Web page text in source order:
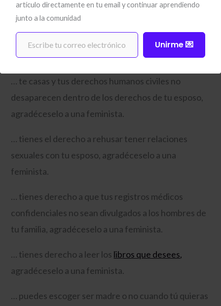
artículo directamente en tu email y continuar aprendiendo
junto a la comunidad
Escribe tu correo electrónico…
Unirme 💌
… puedes amamantar a tu bebé, eso sí, todavía
discretamente, en un lugar público y no ser
arrestada por ello, agradéceselo a una feminista.
… te casas y tus derechos humanos civiles no
desaparecen dentro de los derechos de tu esposo,
agradéceselo a una feminista.
… tienes el derecho a rehusar tener relaciones
sexuales con tu esposo, agradéceselo a una
feminista.
… tienes derecho a que tus registros médicos
confidenciales no sean divulgados a los hombres de
tu familia, agradéceselo a una feminista.
… tienes derecho a leer los libros que desees,
agradéceselo a una feminista.
… puedes escoger ser madre o no cuando tú quieras